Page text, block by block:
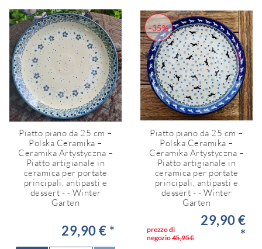
Piatto piano da 25 cm –
Polska Ceramika –
Ceramika Artystyczna –
Piatto artigianale in
ceramica per portate
principali, antipasti e
dessert - - Winter
Garten
29,90 € *
-35%
Piatto piano da 25 cm –
Polska Ceramika –
Ceramika Artystyczna –
Piatto artigianale in
ceramica per portate
principali, antipasti e
dessert - - Winter
Garten
prezzo di
negozio45,95 €
29,90 €
*